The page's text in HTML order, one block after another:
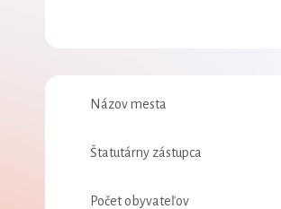
Názov mesta
Štatutárny zástupca
Počet obyvateľov